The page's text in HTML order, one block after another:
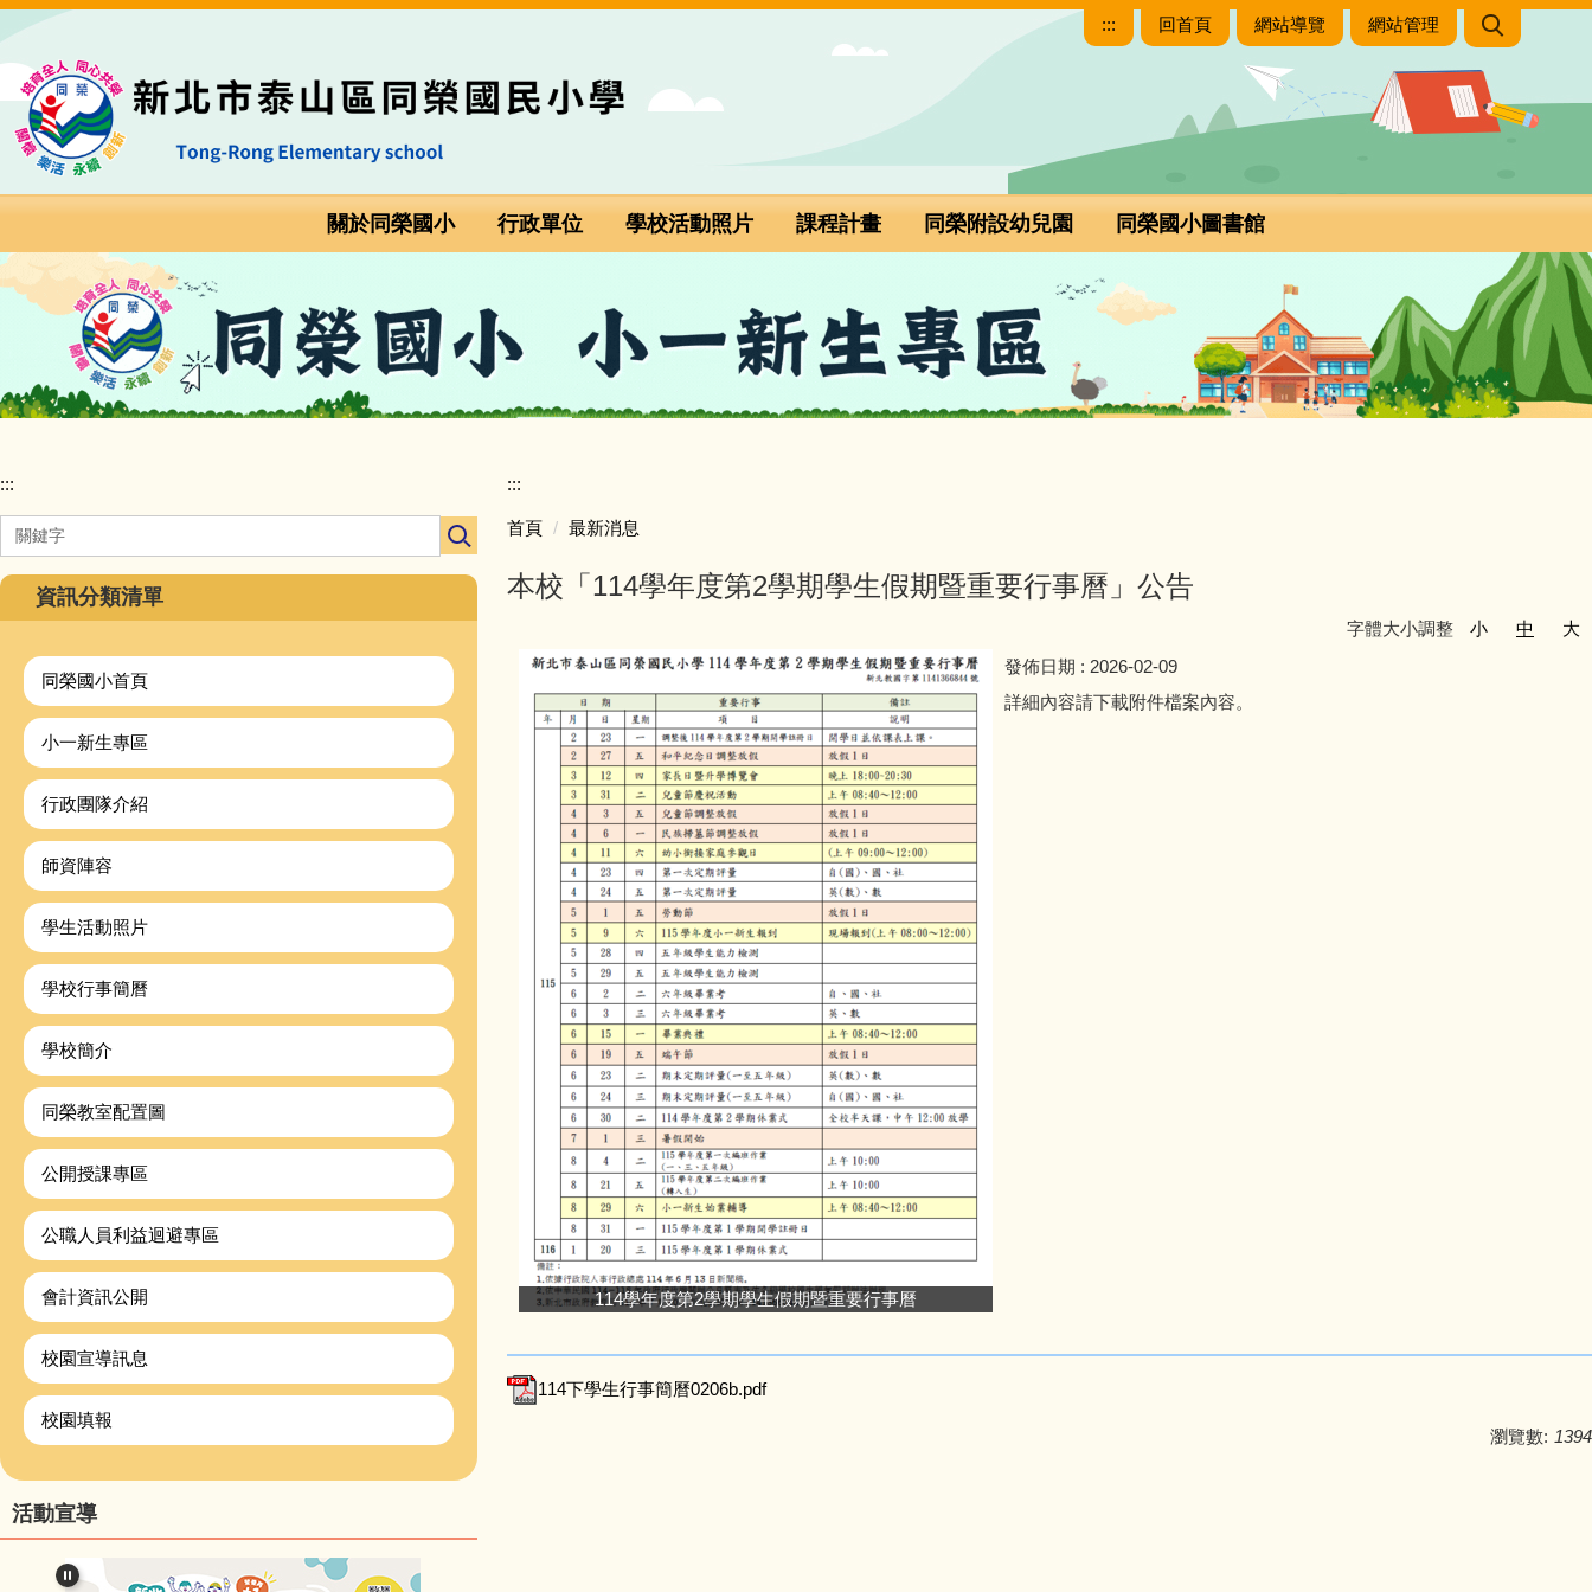
主
要
容
::: 回首頁 網站導覽 網站管理
關於同榮國小 行政單位 學校活動照片 課程計畫 同榮附設幼兒園 同榮國小圖書館
:::
資訊分類清單
同榮國小首頁
小一新生專區
行政團隊介紹
師資陣容
學生活動照片
學校行事簡曆
學校簡介
同榮教室配置圖
公開授課專區
公職人員利益迴避專區
會計資訊公開
校園宣導訊息
校園填報
活動宣導
:::
首頁 最新消息
本校「114學年度第2學期學生假期暨重要行事曆」公告
字體大小調整 小 中 大
114學年度第2學期學生假期暨重要行事曆
發佈日期 : 2026-02-09
詳細內容請下載附件檔案內容。
114下學生行事簡曆0206b.pdf
瀏覽數: 1394